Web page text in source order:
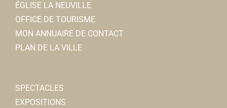
ÉGLISE LA NEUVILLE
OFFICE DE TOURISME
MON ANNUAIRE DE CONTACT
PLAN DE LA VILLE
SPECTACLES
EXPOSITIONS